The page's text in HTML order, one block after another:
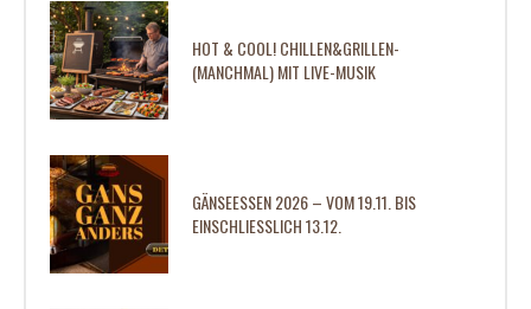
HOT & COOL! CHILLEN&GRILLEN-
(MANCHMAL) MIT LIVE-MUSIK
GÄNSEESSEN 2026 – VOM 19.11. BIS
EINSCHLIESSLICH 13.12.